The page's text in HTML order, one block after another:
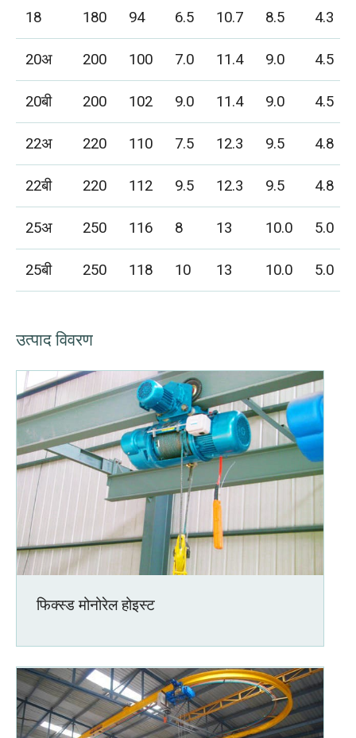
18
180 94 6.5 10.7 8.5
4.3
20अ
200 100 7.0 11.4 9.0
4.5
20बी
200 102 9.0 11.4 9.0
4.5
22अ
220 110 7.5 12.3 9.5
4.8
22बी
220 112 9.5 12.3 9.5
4.8
25अ
250 116 8 13 10.0
5.0
25बी
250 118 10 13 10.0 5.0
उत्पाद विवरण
फिक्स्ड मोनोरेल होइस्ट